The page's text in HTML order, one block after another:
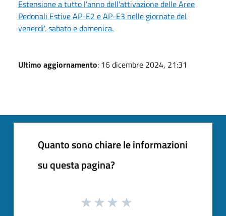
Estensione a tutto l'anno dell'attivazione delle Aree
Pedonali Estive AP-E2 e AP-E3 nelle giornate del
venerdi', sabato e domenica.
Ultimo aggiornamento: 16 dicembre 2024, 21:31
Quanto sono chiare le informazioni
su questa pagina?